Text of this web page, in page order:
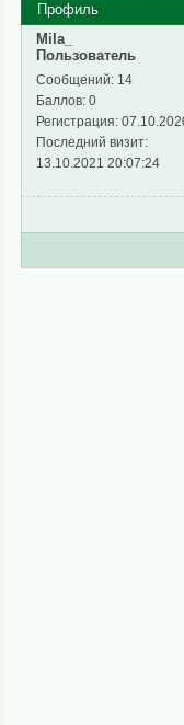
Профиль
Mila_
Пользователь
Сообщений: 14
Баллов: 0
Регистрация:
Последний визит:
13.10.2021 20:07:24